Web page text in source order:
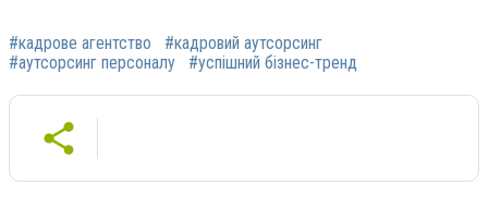
#кадрове агентство
#кадровий аутсорсинг
#аутсорсинг персоналу
#успішний бізнес-тренд